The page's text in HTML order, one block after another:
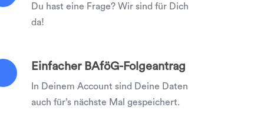
Du hast eine Frage? Wir sind für Dich
da!
Einfacher BAföG-Folgeantrag
In Deinem Account sind Deine Daten
auch für’s nächste Mal gespeichert.